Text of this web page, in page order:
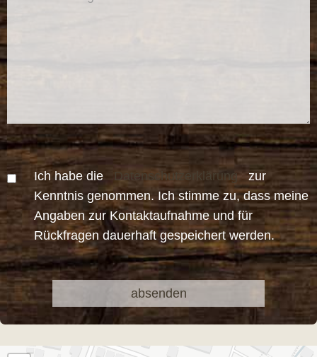
Ich habe die Datenschutzerklärung zur
Kenntnis genommen. Ich stimme zu, dass meine
Angaben zur Kontaktaufnahme und für
Rückfragen dauerhaft gespeichert werden.
Bitte
lasse
dieses
Bitte
lasse
dieses